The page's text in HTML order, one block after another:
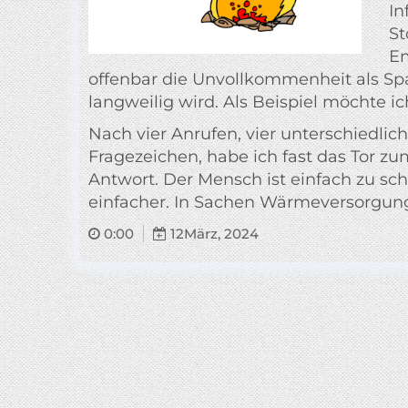
offenbar die Unvollkommenheit als
langweilig wird. Als Beispiel möchte
Nach vier Anrufen, vier
Fragezeichen, habe ich fast das Tor
Antwort. Der Mensch ist einfach zu
einfacher. In Sachen
0:00 12März, 2024